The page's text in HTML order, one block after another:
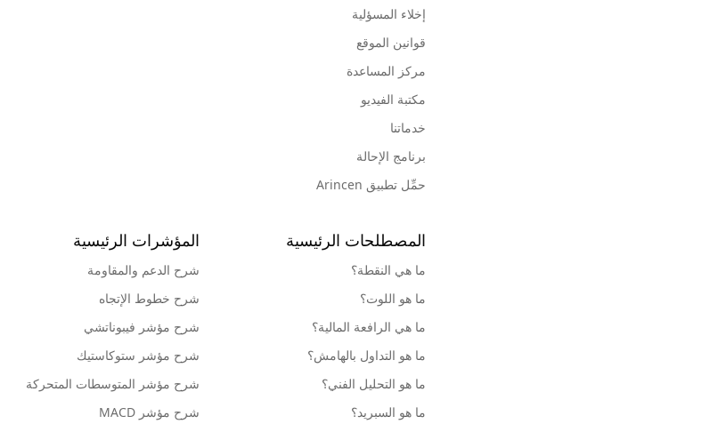
إخلاء المسؤلية
قوانين الموقع
مركز المساعدة
مكتبة الفيديو
خدماتنا
برنامج الإحالة
حمِّل تطبيق Arincen
المصطلحات الرئيسية
ما هي النقطة؟
ما هو اللوت؟
ما هي الرافعة المالية؟
ما هو التداول بالهامش؟
ما هو التحليل الفني؟
ما هو السبريد؟
المؤشرات الرئيسية
شرح الدعم والمقاومة
شرح خطوط الإتجاه
شرح مؤشر فيبوناتشي
شرح مؤشر ستوكاستيك
شرح مؤشر المتوسطات المتحركة
شرح مؤشر MACD